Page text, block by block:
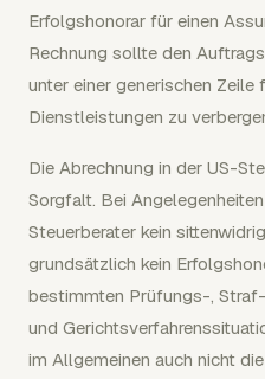
Erfolgshonorar für einen
Rechnung sollte den
unter einer generischen
Dienstleistungen zu
Die Abrechnung in der US-
Sorgfalt. Bei
Steuerberater kein
grundsätzlich kein
bestimmten Prüfungs-,
und
im Allgemeinen auch nicht